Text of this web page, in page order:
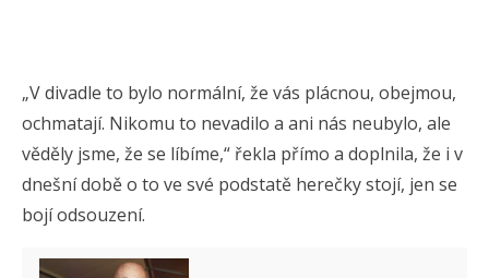
„V divadle to bylo normální, že vás plácnou, obejmou,
ochmatají. Nikomu to nevadilo a ani nás neubylo, ale
věděly jsme, že se líbíme,“ řekla přímo a doplnila, že i v
dnešní době o to ve své podstatě herečky stojí, jen se
bojí odsouzení.